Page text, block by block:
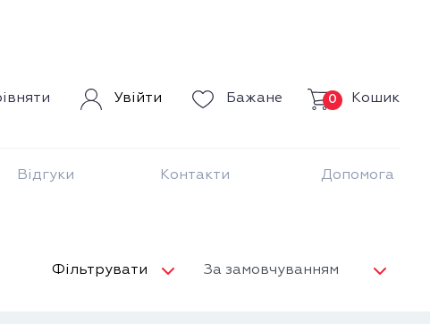
Увійти Бажане Кошик
0
Відгуки Контакти Допомога
Фільтрувати